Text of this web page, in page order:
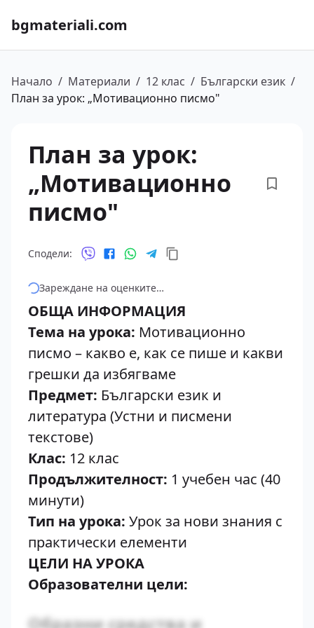
bgmateriali.com
Начало / Материали / 12 клас / Български език /
План за урок: „Мотивационно писмо"
План за урок:
„Мотивационно
писмо"
Сподели:
Зареждане на оценките…
ОБЩА ИНФОРМАЦИЯ
Тема на урока: Мотивационно
писмо – какво е, как се пише и какви
грешки да избягваме
Предмет: Български език и
литература (Устни и писмени
текстове)
Клас: 12 клас
Продължителност: 1 учебен час (40
минути)
Тип на урока: Урок за нови знания с
практически елементи
ЦЕЛИ НА УРОКА
Образователни цели: